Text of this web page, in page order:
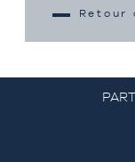
Retour